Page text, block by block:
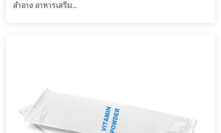
สำอาง อาหารเสริม...